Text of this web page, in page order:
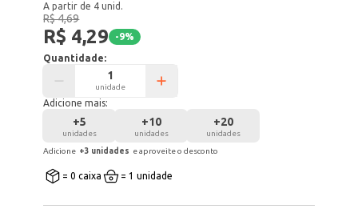
A partir de 4 unid.
R$ 4,69
R$ 4,29 -9%
Quantidade:
unidade
Adicione mais:
+5
unidades
+10
unidades
+20
unidades
Adicione +3 unidades e aproveite o desconto
= 0 caixa = 1 unidade